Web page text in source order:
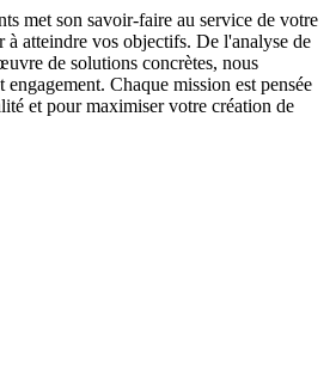
met son savoir-faire au service de votre
à atteindre vos objectifs. De l'analyse de
de solutions concrètes, nous
Chaque mission est pensée
et pour maximiser votre création de